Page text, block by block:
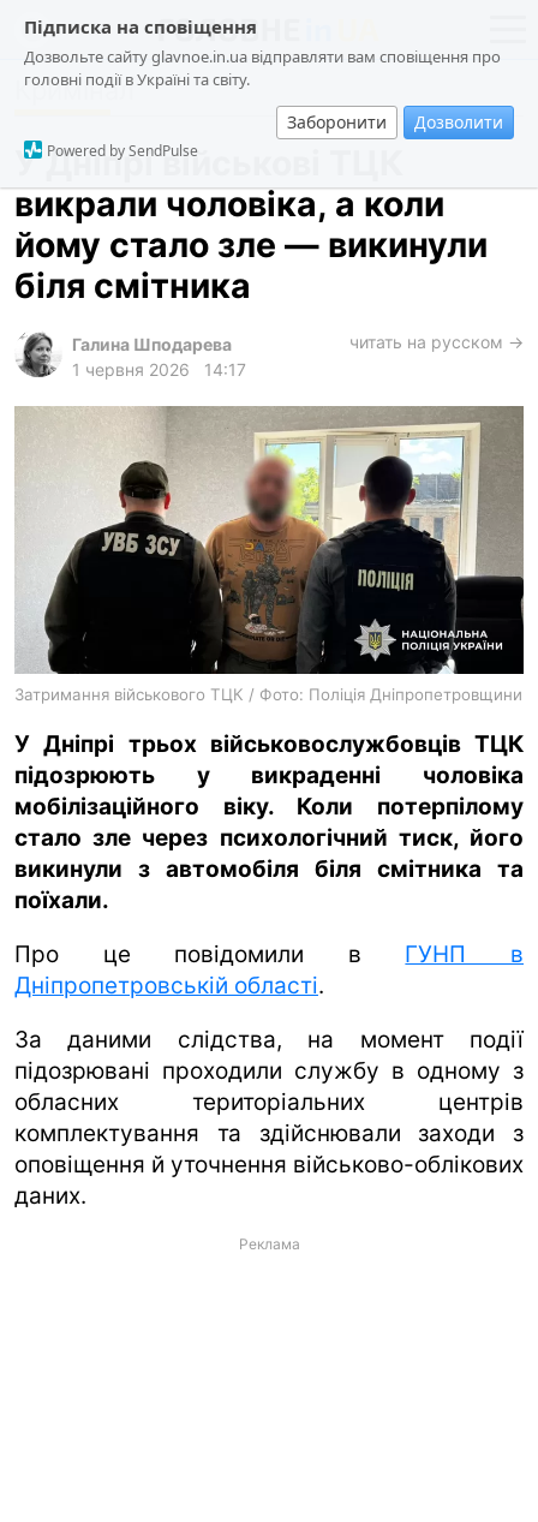
Підписка на сповіщення
Дозвольте сайту glavnoe.in.ua відправляти вам сповіщення про
головні події в Україні та світу.
Заборонити Дозволити
Powered by SendPulse
новини
про проєкт
суспільство
події
кримінал
харків
архів
gambling
ua
Кримінал
У Дніпрі військові ТЦК
викрали чоловіка, а коли
йому стало зле — викинули
біля смітника
Галина Шподарева
1 червня 2026
14:17
читать на русском →
Затримання військового ТЦК / Фото: Поліція Дніпропетровщини
У Дніпрі трьох військовослужбовців ТЦК
підозрюють у викраденні чоловіка
мобілізаційного віку. Коли потерпілому
стало зле через психологічний тиск, його
викинули з автомобіля біля смітника та
поїхали.
Про це повідомили в ГУНП в
Дніпропетровській області.
За даними слідства, на момент події
підозрювані проходили службу в одному з
обласних територіальних центрів
комплектування та здійснювали заходи з
оповіщення й уточнення військово-облікових
даних.
Реклама